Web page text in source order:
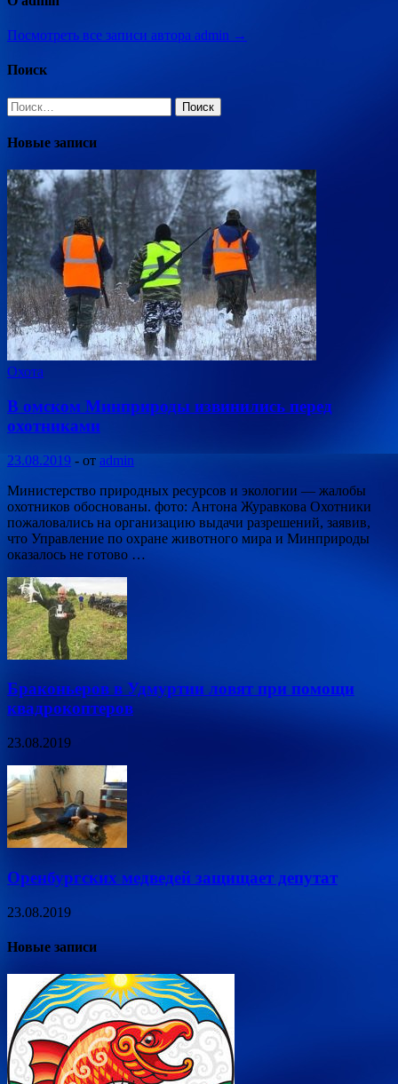
Посмотреть все записи автора admin →
Поиск
Найти:
Новые записи
Охота
В омском Минприроды извинились перед
охотниками
23.08.2019 - от admin
Министерство природных ресурсов и экологии — жалобы
охотников обоснованы. фото: Антона Журавкова Охотники
пожаловались на организацию выдачи разрешений, заявив,
что Управление по охране животного мира и Минприроды
оказалось не готово …
Браконьеров в Удмуртии ловят при помощи
квадрокоптеров
23.08.2019
Оренбургских медведей защищает депутат
23.08.2019
Новые записи